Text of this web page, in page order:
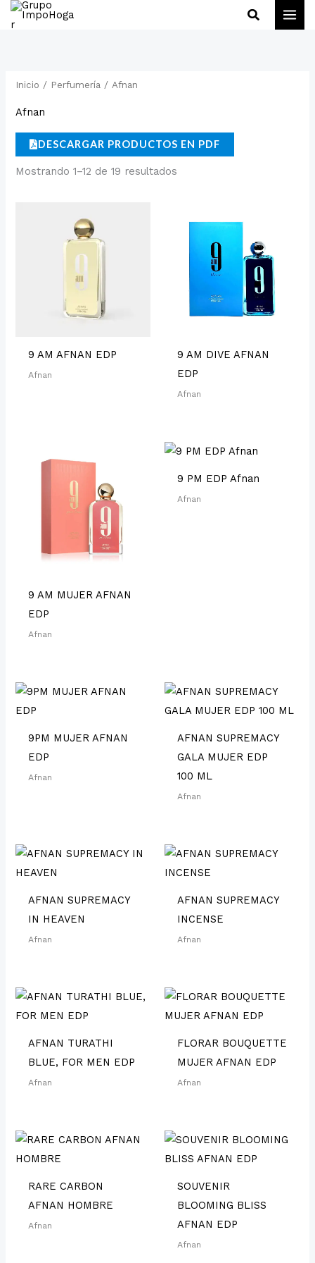
Buscar
Inicio / Perfumería / Afnan
Afnan
DESCARGAR PRODUCTOS EN PDF
Mostrando 1–12 de 19 resultados
9 AM AFNAN EDP
Afnan
9 AM DIVE AFNAN
EDP
Afnan
9 AM MUJER AFNAN
EDP
Afnan
9 PM EDP Afnan
Afnan
9PM MUJER AFNAN
EDP
Afnan
AFNAN SUPREMACY
GALA MUJER EDP
100 ML
Afnan
AFNAN SUPREMACY
IN HEAVEN
Afnan
AFNAN SUPREMACY
INCENSE
Afnan
AFNAN TURATHI
BLUE, FOR MEN EDP
Afnan
FLORAR BOUQUETTE
MUJER AFNAN EDP
Afnan
RARE CARBON
AFNAN HOMBRE
Afnan
SOUVENIR
BLOOMING BLISS
AFNAN EDP
Afnan